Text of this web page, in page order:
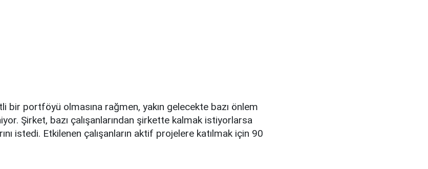
bir portföyü olmasına rağmen, yakın gelecekte bazı önlem
Şirket, bazı çalışanlarından şirkette kalmak istiyorlarsa
istedi. Etkilenen çalışanların aktif projelere katılmak için 90